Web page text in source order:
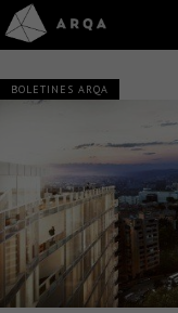
BOLETINES ARQA